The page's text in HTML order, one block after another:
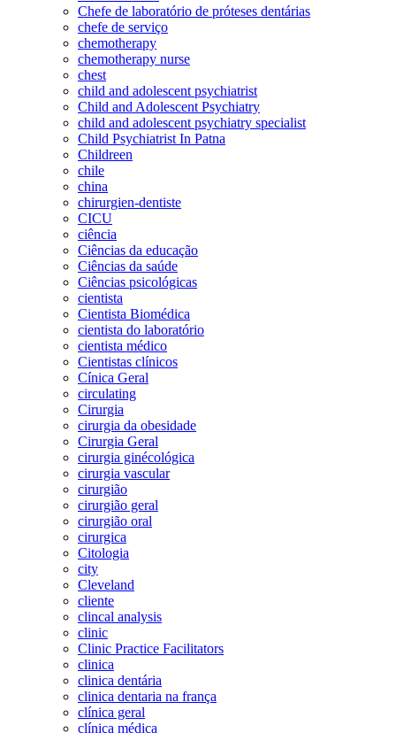
Chefe de laboratório de próteses dentárias
chefe de serviço
chemotherapy
chemotherapy nurse
chest
child and adolescent psychiatrist
Child and Adolescent Psychiatry
child and adolescent psychiatry specialist
Child Psychiatrist In Patna
Childreen
chile
china
chirurgien-dentiste
CICU
ciência
Ciências da educação
Ciências da saúde
Ciências psicológicas
cientista
Cientista Biomédica
cientista do laboratório
cientista médico
Cientistas clínicos
Cínica Geral
circulating
Cirurgia
cirurgia da obesidade
Cirurgia Geral
cirurgia ginécológica
cirurgia vascular
cirurgião
cirurgião geral
cirurgião oral
cirurgica
Citologia
city
Cleveland
cliente
clincal analysis
clinic
Clinic Practice Facilitators
clinica
clinica dentária
clinica dentaria na frança
clínica geral
clínica médica